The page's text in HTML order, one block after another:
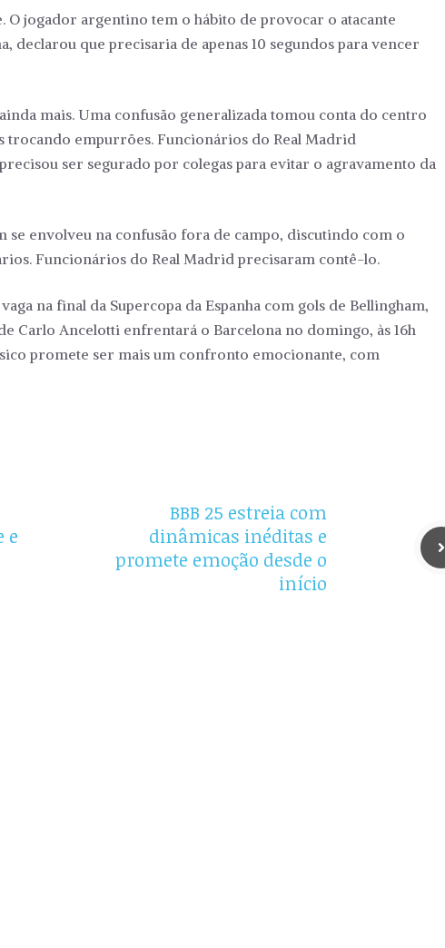
jogador argentino tem o hábito de provocar o atacante
declarou que precisaria de apenas 10 segundos para vencer
mais. Uma confusão generalizada tomou conta do centro
trocando empurrões. Funcionários do Real Madrid
ser segurado por colegas para evitar o agravamento da
se envolveu na confusão fora de campo, discutindo com o
Funcionários do Real Madrid precisaram contê-lo.
na final da Supercopa da Espanha com gols de Bellingham,
Carlo Ancelotti enfrentará o Barcelona no domingo, às 16h
promete ser mais um confronto emocionante, com
e
BBB 25 estreia com
dinâmicas inéditas e
promete emoção desde o
início